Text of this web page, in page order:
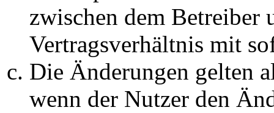
zwischen dem Betreiber
Vertragsverhältnis mit
Die Änderungen gelten
wenn der Nutzer den